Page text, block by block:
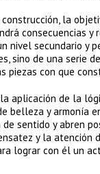
la
consecuencias y
nivel secundario y
sino de una serie
piezas con que
aplicación de la
belleza y armonía
sentido y abren
y la
lograr con él un